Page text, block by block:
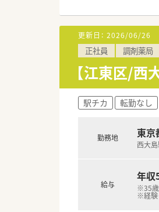
スー
「調剤
不特定
取り扱
★薬剤
医師の
そのた
また、
20歳
年齢
年間
★日祝
更新日： 2026/06/26
正社員 調剤薬局
【江東区/
駅チカ 転勤なし
勤務地 東京
西大
給与
年収
※35
※経験